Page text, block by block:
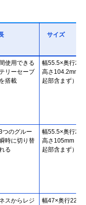
サイズ
使用できる
リーセーブ
搭載
幅55.5×奥行
高さ104.2mm（
起部含まず）
つのグルー
時に切り替
る
幅55.5×奥行
高さ105mm（突
起部含まず）
スからレジ
幅47×奥行22×高